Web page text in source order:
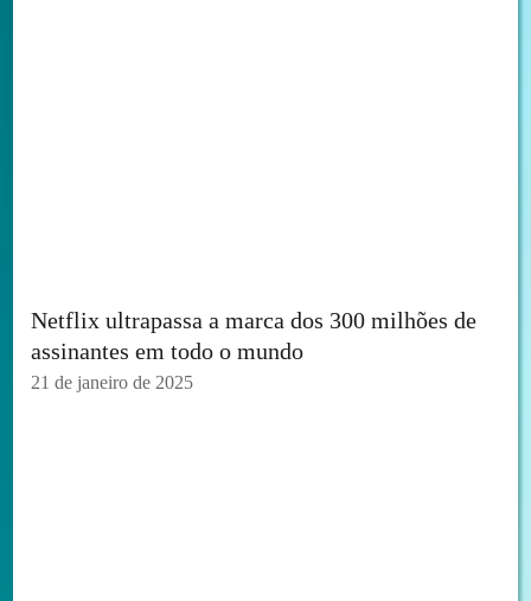
Netflix ultrapassa a marca dos 300 milhões de
assinantes em todo o mundo
21 de janeiro de 2025